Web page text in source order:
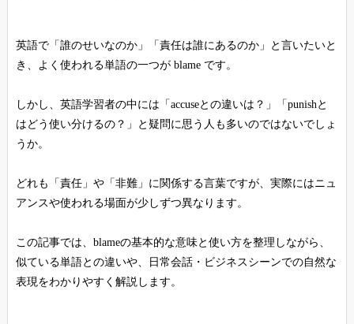
英語で「誰のせいなのか」「責任は誰にあるのか」と言いたいと
き、よく使われる単語の一つが blame です。
しかし、英語学習者の中には「accuseとの違いは？」「punishと
はどう使い分けるの？」と疑問に思う人も多いのではないでしょ
うか。
どれも「責任」や「非難」に関係する言葉ですが、実際にはニュ
アンスや使われる場面が少しずつ異なります。
この記事では、blameの基本的な意味と使い方を整理しながら、
似ている単語との違いや、日常会話・ビジネスシーンでの自然な
表現をわかりやすく解説します。